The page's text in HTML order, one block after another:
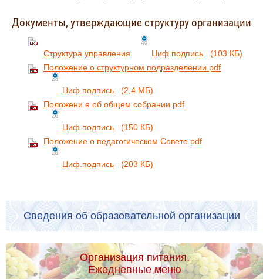
Документы, утверждающие структуру организации
Структура управления Циф.подпись
(103 КБ)
Положение о структурном подразделении.pdf
Циф.подпись
(2,4 МБ)
Положени е об общем собрании.pdf
Циф.подпись
(150 КБ)
Положение о педагогическом Совете.pdf
Циф.подпись (203 КБ)
Сведения об образовательной организации
Организация питания.
Ежедневные меню